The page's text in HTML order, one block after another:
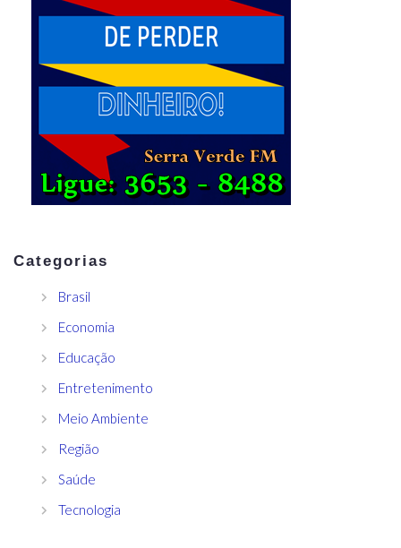
Categorias
Brasil
Economia
Educação
Entretenimento
Meio Ambiente
Região
Saúde
Tecnologia